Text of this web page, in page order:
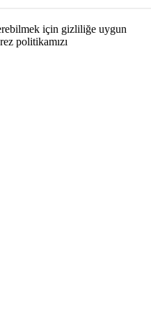
için gizliliğe uygun
politikamızı